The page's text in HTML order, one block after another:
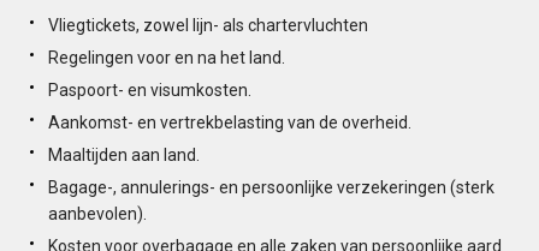
Vliegtickets, zowel lijn- als chartervluchten
Regelingen voor en na het land.
Paspoort- en visumkosten.
Aankomst- en vertrekbelasting van de overheid.
Maaltijden aan land.
Bagage-, annulerings- en persoonlijke verzekeringen (sterk
aanbevolen).
Kosten voor overbagage en alle zaken van persoonlijke aard